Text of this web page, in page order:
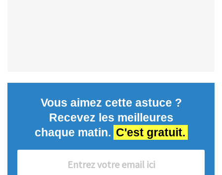
Vous aimez cette astuce ?
Recevez les meilleures
chaque matin. C'est gratuit.